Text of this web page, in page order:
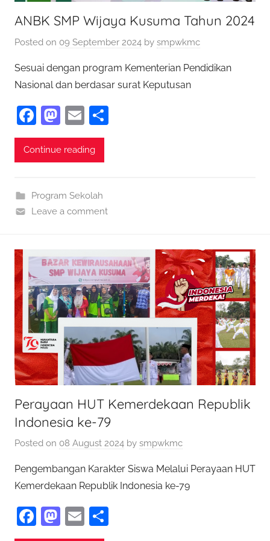
ANBK SMP Wijaya Kusuma Tahun 2024
Posted on 09 September 2024 by smpwkmc
Sesuai dengan program Kementerian Pendidikan
Nasional dan berdasar surat Keputusan
F
a
c
b
o
k
M
as
to
o
n
E
m
ai
Continue reading
Program Sekolah
Leave a comment
Perayaan HUT Kemerdekaan Republik
Indonesia ke-79
Posted on 08 August 2024 by smpwkmc
Pengembangan Karakter Siswa Melalui Perayaan HUT
Kemerdekaan Republik Indonesia ke-79
F
a
M
as
E
m